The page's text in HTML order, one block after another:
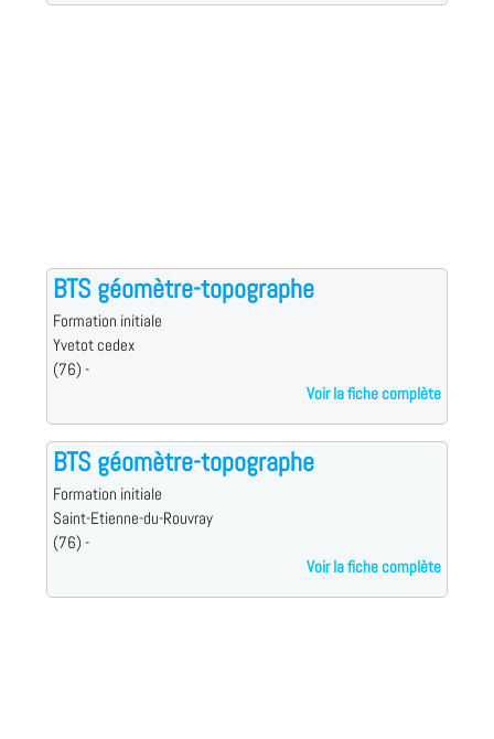
BTS géomètre-topographe
Formation initiale
Yvetot cedex
(76) -
Voir la fiche complète
BTS géomètre-topographe
Formation initiale
Saint-Etienne-du-Rouvray
(76) -
Voir la fiche complète